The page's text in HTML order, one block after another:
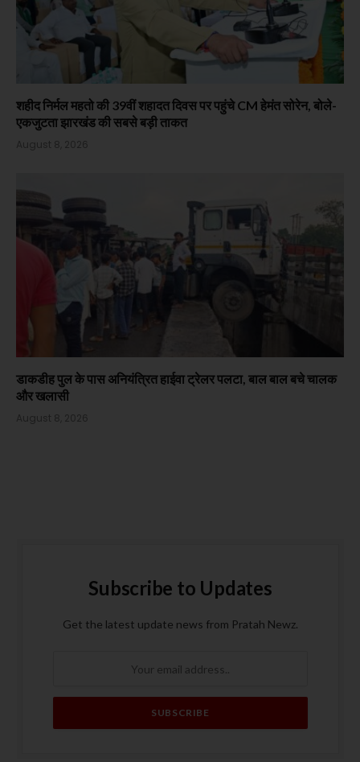
शहीद निर्मल महतो की 39वीं शहादत दिवस पर पहुंचे CM हेमंत सोरेन, बोले-
एकजुटता झारखंड की सबसे बड़ी ताकत
August 8, 2026
डाकडीह पुल के पास अनियंत्रित हाईवा ट्रेलर पलटा, बाल बाल बचे चालक
और खलासी
August 8, 2026
Subscribe to Updates
Get the latest update news from Pratah Newz.